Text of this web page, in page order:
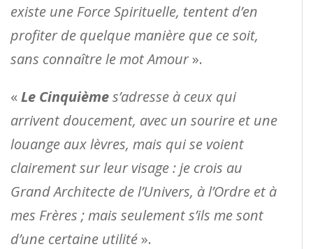
existe une Force Spirituelle, tentent d’en
profiter de quelque manière que ce soit,
sans connaître le mot Amour».
«Le Cinquièmes’adresse à ceux qui
arrivent doucement, avec un sourire et une
louange aux lèvres, mais qui se voient
clairement sur leur visage : je crois au
Grand Architecte de l’Univers, à l’Ordre et à
mes Frères ; mais seulement s’ils me sont
d’une certaine utilité».